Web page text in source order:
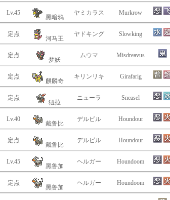
Lv.45
黑暗鸦
ヤミカラス Murkrow
定点
河马王
ヤドキング Slowking
定点
梦妖
ムウマ Misdreavus
定点
麒麟奇
キリンリキ Girafarig
定点
狃拉
ニューラ Sneasel
Lv.40
戴鲁比
デルビル Houndour
定点
戴鲁比
デルビル Houndour
Lv.45
黑鲁加
ヘルガー Houndoom
定点
黑鲁加
ヘルガー Houndoom